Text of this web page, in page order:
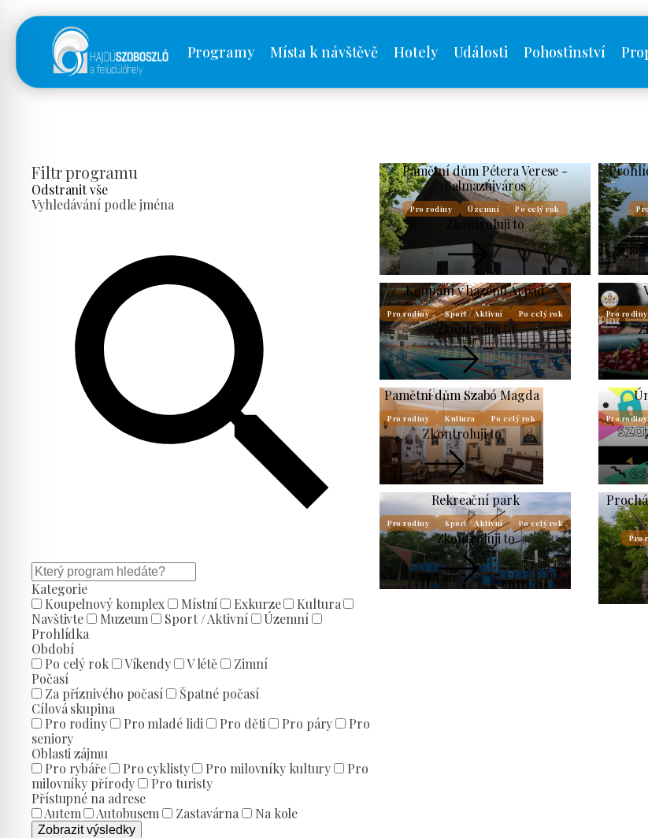
Programy Místa k návštěvě Hotely Události Pohostinství
Filtr programu
Odstranit vše
Vyhledávání podle jména
Kategorie
Koupelnový komplex
Místní Exkurze
Kultura
Navštivte
Muzeum Sport / Aktivní
Územní
Prohlídka
Období
Po celý rok
Víkendy V létě
Zimní
Počasí
Za příznivého počasí
Špatné počasí
Cílová skupina
Pro rodiny
Pro mladé lidi Pro děti Pro páry
Pro
seniory
Oblasti zájmu
Pro rybáře
Pro cyklisty Pro milovníky kultury
Pro
milovníky přírody
Pro turisty
Přístupné na adrese
Autem
Autobusem Zastavárna Na kole
Zobrazit výsledky
Pamětní dům Pétera Verese -
Balmazújváros
Pro rodiny Územní Po celý rok
Zkontroluji to
Koupání v bazénu Árpád
Pro rodiny Sport / Aktivní Po celý rok
Zkontroluji to
Pro rodiny
Pamětní dům Szabó Magda
Pro rodiny Kultura Po celý rok
Zkontroluji to
Pro rodiny
Rekreační park
Pro rodiny Sport / Aktivní Po celý rok
Zkontroluji to Pro